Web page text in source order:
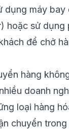
dụng máy bay
hoặc sử dụng
để chở
hàng
doanh
loại hàng
chuyển